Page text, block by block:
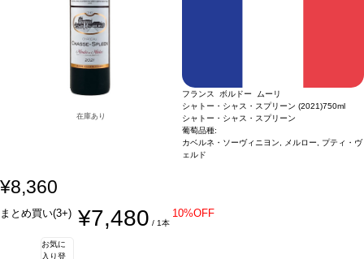
在庫あり
フランス ボルドー ムーリ
シャトー・シャス・スプリーン (2021)750ml
シャトー・シャス・スプリーン
葡萄品種:
カベルネ・ソーヴィニヨン, メルロー, プティ・ヴ
ェルド
¥8,360
まとめ買い(3+) ¥7,480 / 1本
10%OFF
お気に
入り登